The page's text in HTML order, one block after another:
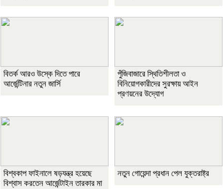
বিতর্ক আরও উস্কে দিতে পারে
আর্জেন্টিনার নতুন জার্সি
পুঁজিবাজারে স্থিতিশীলতা ও
বিনিয়োগকারীদের সুরক্ষায় আইন
প্রণয়নের উদ্যোগ
বিশ্বকাপ ফাইনালে ষড়যন্ত্র হয়েছে
বিশ্বাস করতেন আর্জেন্টাইন তারকার মা
নতুন গোয়েন্দা প্রধান পেল যুক্তরাষ্ট্র